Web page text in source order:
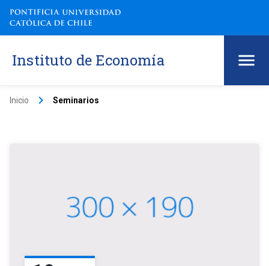
Instituto de Economía
Inicio keyboard_arrow_right Seminarios